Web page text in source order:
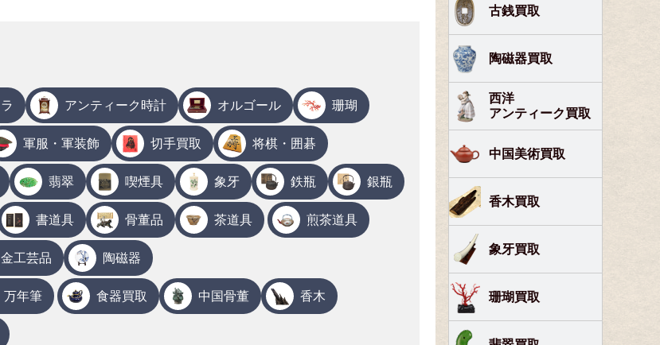
アンティーク時計 オルゴール 珊瑚
軍服・軍装飾 切手買取 将棋・囲碁
翡翠 喫煙具 象牙 鉄瓶 銀瓶
書道具 骨董品 茶道具 煎茶道具
金工芸品 陶磁器
万年筆 食器買取 中国骨董 香木
古銭買取
陶磁器買取
西洋
アンティーク買取
中国美術買取
香木買取
象牙買取
珊瑚買取